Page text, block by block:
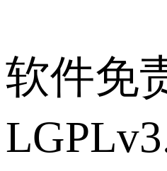
软件免